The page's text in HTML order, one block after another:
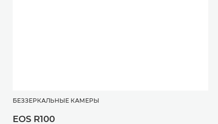
БЕЗЗЕРКАЛЬНЫЕ КАМЕРЫ
EOS R100